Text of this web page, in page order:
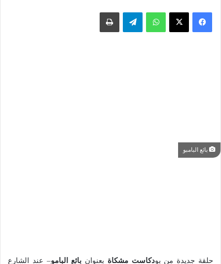
واتساب تيلقرام طباعة
بائع البامبو
حلقة جديدة من بودكاست مشكاة بعنوان بائع البامو– عند الشارع